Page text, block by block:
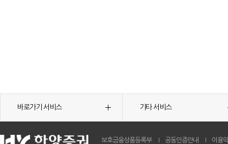
바로가기 서비스 기타 서비스
보호금융상품등록부 공동인증안내 이용